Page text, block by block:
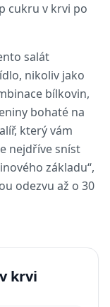
cukru v krvi po
salát
nikoliv jako
bílkovin,
bohaté na
který vám
nejdříve sníst
základu“,
odezvu až o 30
krvi